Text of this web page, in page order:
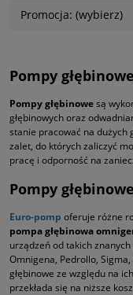
Promocja: (wybierz)
Pompy
Pompy głębinowesą
głębinowych oraz
stanie pracować na dużych
zalet, do których zaliczyć
pracę i odporność na
Pompy
Euro-pomp oferuje różne
pompa głębinowa
urządzeń od takich
Omnigena, Pedrollo,
głębinowe ze względu na
przekłada się na niższe